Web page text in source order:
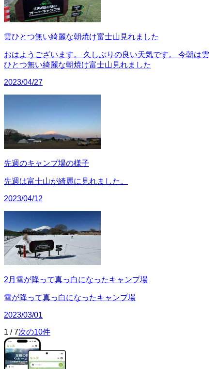
雲ひとつ無い綺麗な朝焼け富士山見れました
おはようございます。 久しぶりの良い天気です。 今朝は雲
ひとつ無い綺麗な朝焼け富士山見れました
2023/04/27
先週のキャンプ場の様子
先週は富士山が綺麗に見れました。
2023/04/12
2月雪が降って真っ白になったキャンプ場
雪が降って真っ白になったキャンプ場
2023/03/01
1 /7次の10件